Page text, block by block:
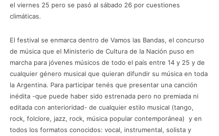
el viernes 25 pero se pasó al sábado 26 por cuestiones
climáticas.
El festival se enmarca dentro de Vamos las Bandas, el concurso
de música que el Ministerio de Cultura de la Nación puso en
marcha para jóvenes músicos de todo el país entre 14 y 25 y de
cualquier género musical que quieran difundir su música en toda
la Argentina. Para participar tenés que presentar una canción
inédita -que puede haber sido estrenada pero no premiada ni
editada con anterioridad- de cualquier estilo musical (tango,
rock, folclore, jazz, rock, música popular contemporánea) y en
todos los formatos conocidos: vocal, instrumental, solista y